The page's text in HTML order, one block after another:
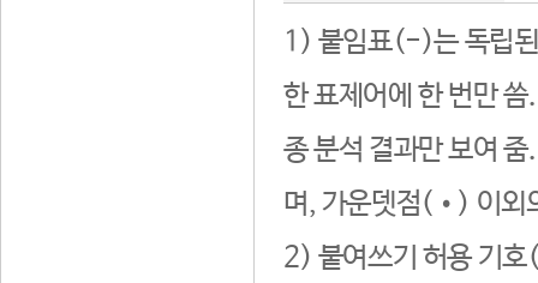
1) 붙임표(-)는 독립된
한 표제어에 한 번만
종 분석 결과만 보여
며, 가운뎃점(•) 이외
2) 붙여쓰기 허용 기호